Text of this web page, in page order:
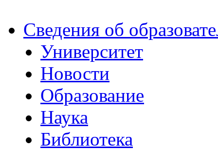
Сведения об
Университет
Новости
Образование
Наука
Библиотека